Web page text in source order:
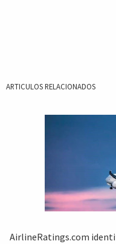
ARTICULOS RELACIONADOS
AirlineRatings.com